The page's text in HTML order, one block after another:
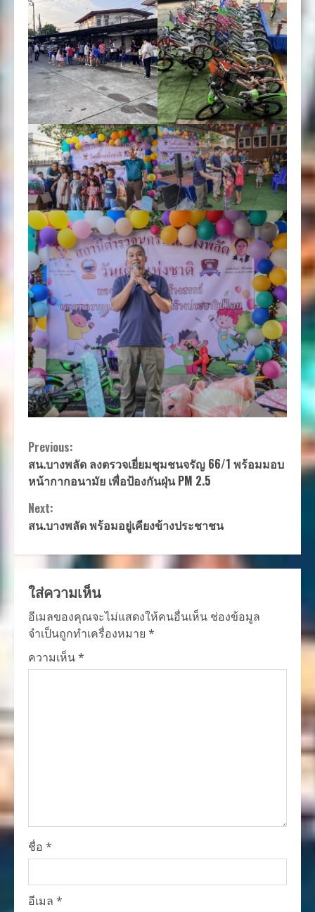
Continue
Reading
Previous:
สน.บางพลัด ลงตรวจเยี่ยมชุมชนจรัญ 66/1 พร้อมมอบ
หน้ากากอนามัย เพื่อป้องกันฝุ่น PM 2.5
Next:
สน.บางพลัด พร้อมอยู่เคียงข้างประชาชน
ใส่ความเห็น
อีเมลของคุณจะไม่แสดงให้คนอื่นเห็น ช่องข้อมูล
จำเป็นถูกทำเครื่องหมาย *
ความเห็น*
ชื่อ *
อีเมล *